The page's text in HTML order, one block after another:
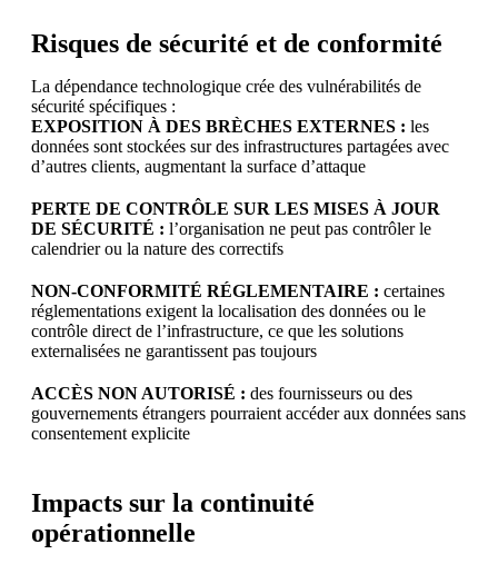
Risques de sécurité et de conformité
La dépendance technologique crée des vulnérabilités de
sécurité spécifiques :
EXPOSITION À DES BRÈCHES EXTERNES : les
données sont stockées sur des infrastructures partagées avec
d’autres clients, augmentant la surface d’attaque
PERTE DE CONTRÔLE SUR LES MISES À JOUR
DE SÉCURITÉ : l’organisation ne peut pas contrôler le
calendrier ou la nature des correctifs
NON-CONFORMITÉ RÉGLEMENTAIRE : certaines
réglementations exigent la localisation des données ou le
contrôle direct de l’infrastructure, ce que les solutions
externalisées ne garantissent pas toujours
ACCÈS NON AUTORISÉ : des fournisseurs ou des
gouvernements étrangers pourraient accéder aux données sans
consentement explicite
Impacts sur la continuité
opérationnelle